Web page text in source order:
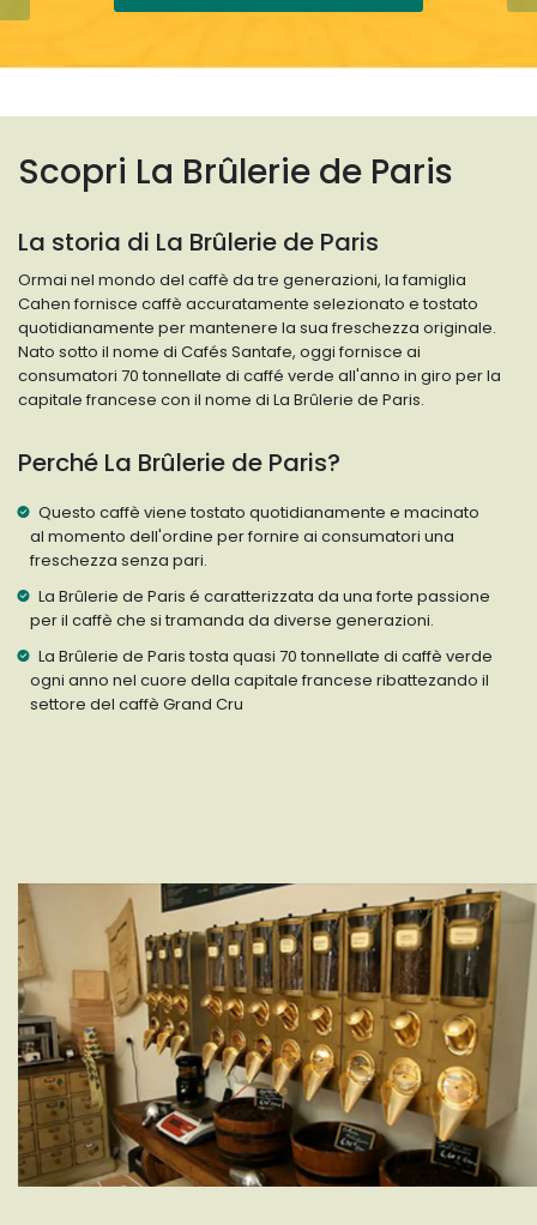
Scopri La Brûlerie de Paris
La storia di La Brûlerie de Paris
Ormai nel mondo del caffè da tre generazioni, la famiglia
Cahen fornisce caffè accuratamente selezionato e tostato
quotidianamente per mantenere la sua freschezza originale.
Nato sotto il nome di Cafés Santafe, oggi fornisce ai
consumatori 70 tonnellate di caffé verde all'anno in giro per la
capitale francese con il nome di La Brûlerie de Paris.
Perché La Brûlerie de Paris?
Questo caffè viene tostato quotidianamente e macinato
al momento dell'ordine per fornire ai consumatori una
freschezza senza pari.
La Brûlerie de Paris é caratterizzata da una forte passione
per il caffè che si tramanda da diverse generazioni.
La Brûlerie de Paris tosta quasi 70 tonnellate di caffè verde
ogni anno nel cuore della capitale francese ribattezando il
settore del caffè Grand Cru